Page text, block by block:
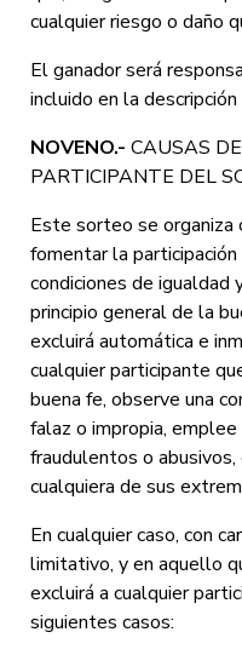
cualquier riesgo o daño
El ganador será
incluido en la
NOVENO.- CAUSAS
PARTICIPANTE DEL
Este sorteo se organiza
fomentar la
condiciones de
principio general de la
excluirá automática e
cualquier participante
buena fe, observe una
falaz o impropia,
fraudulentos o
cualquiera de sus
En cualquier caso, con
limitativo, y en aquello
excluirá a cualquier
siguientes casos: